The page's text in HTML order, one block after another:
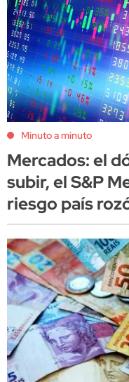
Minuto a minuto
Mercados: el
subir, el S&P
riesgo país